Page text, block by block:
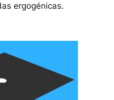
ergogénicas.